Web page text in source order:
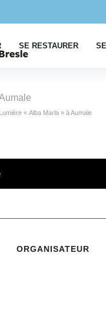
SE RESTAURER
« Alba Marla » à Aumale
ORGANISATEUR